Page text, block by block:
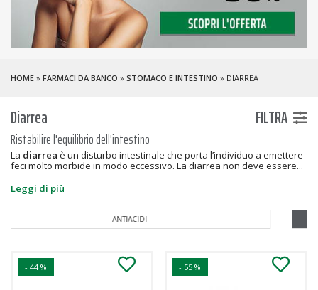
HOME » FARMACI DA BANCO » STOMACO E INTESTINO » DIARREA
Diarrea FILTRA
Ristabilire l'equilibrio dell'intestino
La diarrea è un disturbo intestinale che porta l’individuo a emettere
feci molto morbide in modo eccessivo. La diarrea non deve essere...
Leggi di più
ANTIACIDI
- 44 % - 55 %